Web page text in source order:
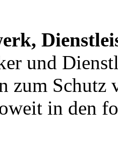
und
zum
in den